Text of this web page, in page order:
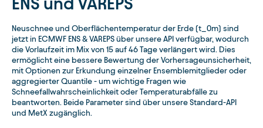
Neuschnee und Oberflächentemperatur der Erde (t_0m) sind
jetzt in ECMWF ENS & VAREPS über unsere API verfügbar, wodurch
die Vorlaufzeit im Mix von 15 auf 46 Tage verlängert wird. Dies
ermöglicht eine bessere Bewertung der Vorhersageunsicherheit,
mit Optionen zur Erkundung einzelner Ensemblemitglieder oder
aggregierter Quantile - um wichtige Fragen wie
Schneefallwahrscheinlichkeit oder Temperaturabfälle zu
beantworten. Beide Parameter sind über unsere Standard-API
und MetX zugänglich.